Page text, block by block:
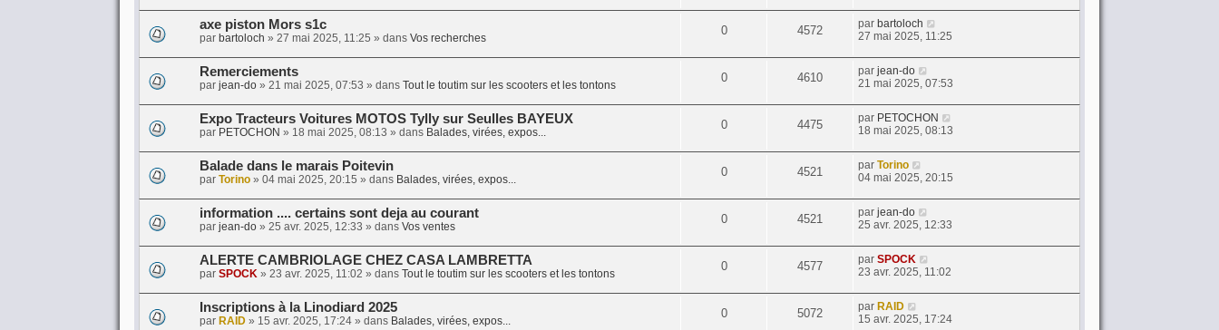
axe piston Mors s1c
par bartoloch » 27 mai 2025, 11:25 » dans Vos recherches
0 4572 par bartoloch
27 mai 2025, 11:25
Remerciements
par jean-do» 21 mai 2025, 07:53 » dans Tout le toutim sur les scooters et les tontons
0 4610 parjean-do
21 mai 2025, 07:53
Expo Tracteurs Voitures MOTOS Tylly sur Seulles BAYEUX
par PETOCHON » 18 mai 2025, 08:13 » dans Balades, virées, expos...
0 4475 par PETOCHON
18 mai 2025, 08:13
Balade dans le marais Poitevin
par Torino» 04 mai 2025, 20:15 » dans Balades, virées, expos...
0 4521 parTorino
04 mai 2025, 20:15
information .... certains sont deja au courant
par jean-do» 25 avr. 2025, 12:33 » dans Vos ventes
0 4521 parjean-do
25 avr. 2025, 12:33
ALERTE CAMBRIOLAGE CHEZ CASA LAMBRETTA
par SPOCK» 23 avr. 2025, 11:02 » dans Tout le toutim sur les scooters et les tontons
0 4577 parSPOCK
23 avr. 2025, 11:02
Inscriptions à la Linodiard 2025
par RAID» 15 avr. 2025, 17:24» dans Balades, virées, expos...
0 5072 par RAID
15 avr. 2025, 17:24